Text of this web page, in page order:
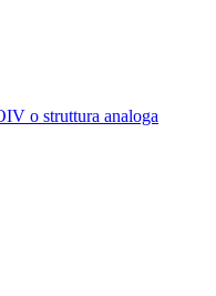
o struttura analoga